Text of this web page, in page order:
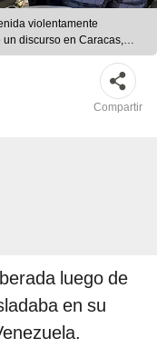
violentamente
discurso en Caracas,
LR/AFP
Compartir
luego de
en su